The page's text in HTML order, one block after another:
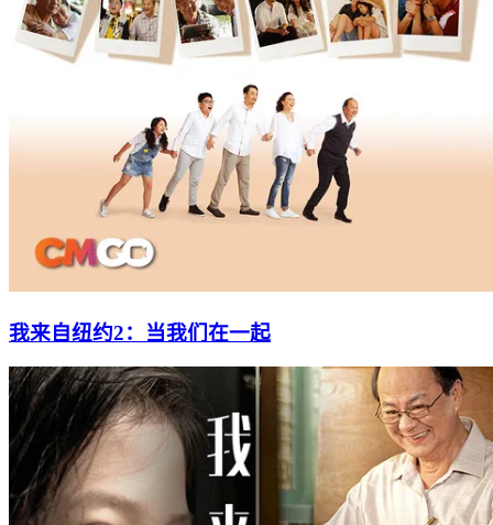
我来自纽约2：当我们在一起